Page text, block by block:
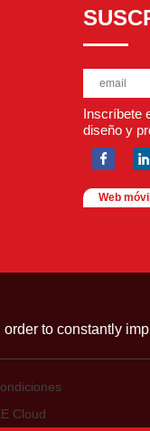
Inscríbete
diseño y
Web móvil
Cloud
to constantly